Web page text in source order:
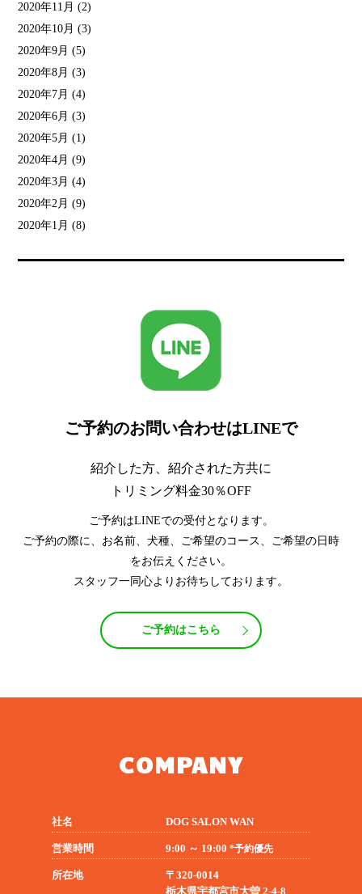
2020年11月 (2)
2020年10月 (3)
2020年9月 (5)
2020年8月 (3)
2020年7月 (4)
2020年6月 (3)
2020年5月 (1)
2020年4月 (9)
2020年3月 (4)
2020年2月 (9)
2020年1月 (8)
ご予約のお問い合わせはLINEで
紹介した方、紹介された方共に
トリミング料金30％OFF
ご予約はLINEでの受付となります。
ご予約の際に、お名前、犬種、ご希望のコース、ご希望の日時
をお伝えください。
スタッフ一同心よりお待ちしております。
ご予約はこちら
COMPANY
社名 DOG SALON WAN
営業時間 9:00 ～ 19:00 *予約優先
所在地
〒320-0014
栃木県宇都宮市大曽 2-4-8